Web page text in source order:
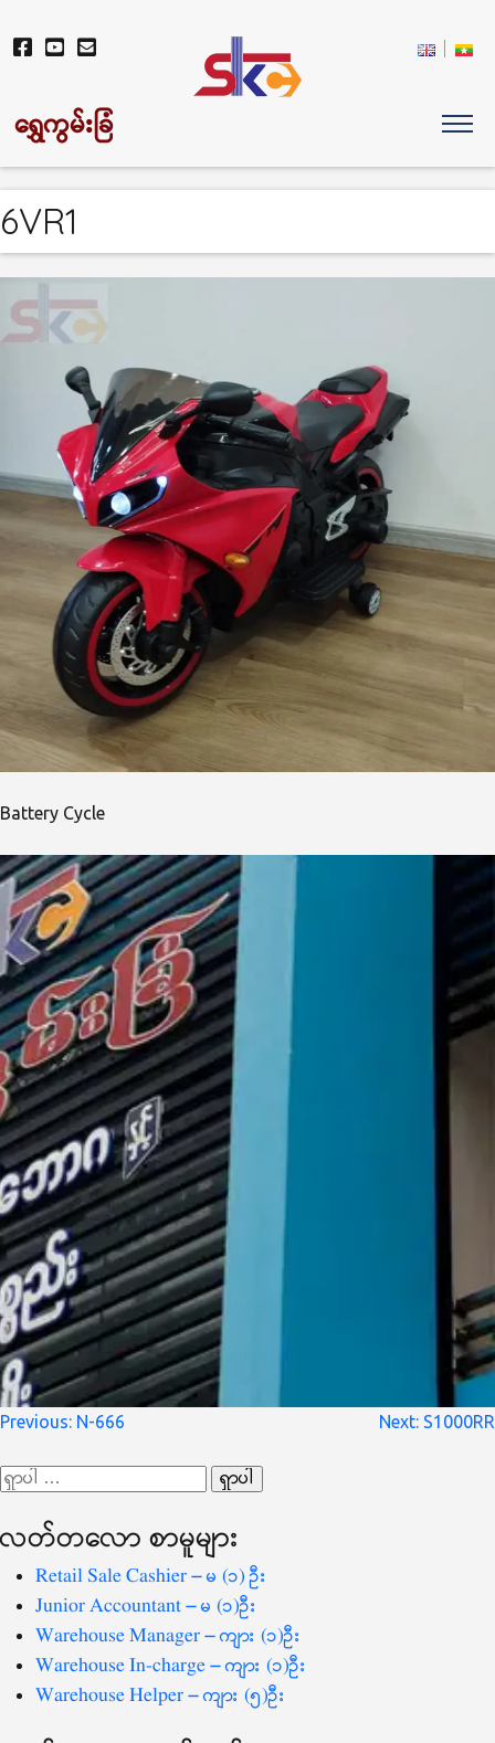
ရွှေကွမ်းခြံ
6VR1
Battery Cycle
စာမူ
ပြ
Previous: N-666 Next: S1000RR
ရှာ
စကားလုံး
လတ်တ‌လော စာမူများ
Retail Sale Cashier – မ (၁) ဦး
Junior Accountant – မ (၁)ဦး
Warehouse Manager – ကျား (၁)ဦး
Warehouse In-charge – ကျား (၁)ဦး
Warehouse Helper – ကျား (၅)ဦး